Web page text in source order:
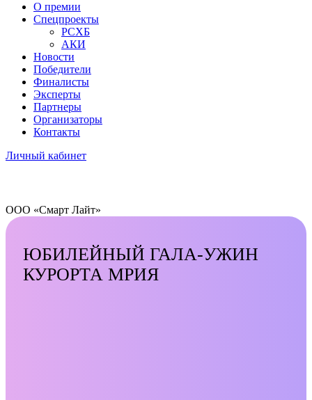
О премии
Спецпроекты
РСХБ
АКИ
Новости
Победители
Финалисты
Эксперты
Партнеры
Организаторы
Контакты
Личный кабинет
ООО «Смарт Лайт»
ЮБИЛЕЙНЫЙ ГАЛА-УЖИН
КУРОРТА МРИЯ